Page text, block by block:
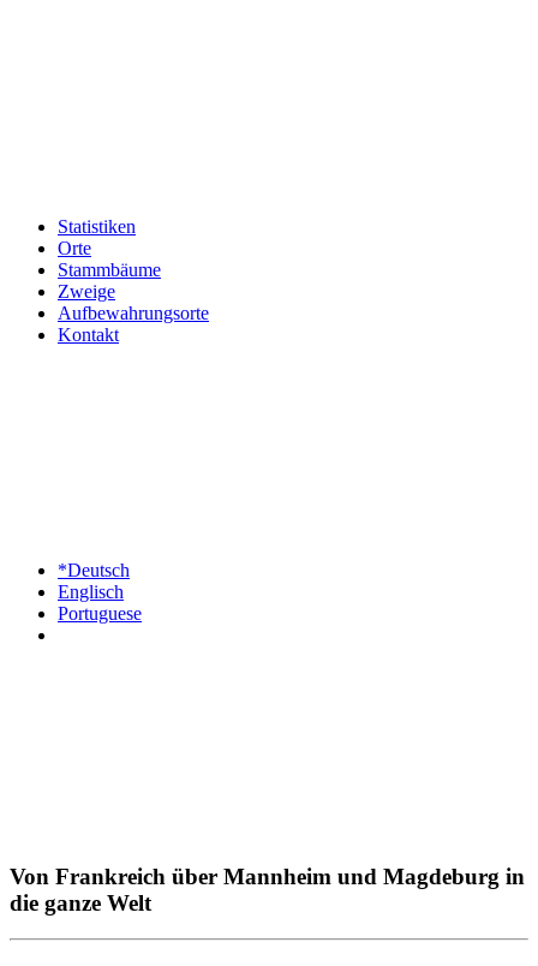
Statistiken
Orte
Stammbäume
Zweige
Aufbewahrungsorte
Kontakt
*Deutsch
Englisch
Portuguese
Von Frankreich über Mannheim und Magdeburg in
die ganze Welt